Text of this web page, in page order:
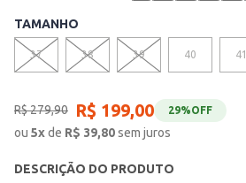
TAMANHO
37 38 39 40 41
R$279,90 R$ 199,00 29%OFF
ou 5xde R$ 39,80sem juros
DESCRIÇÃO DO PRODUTO